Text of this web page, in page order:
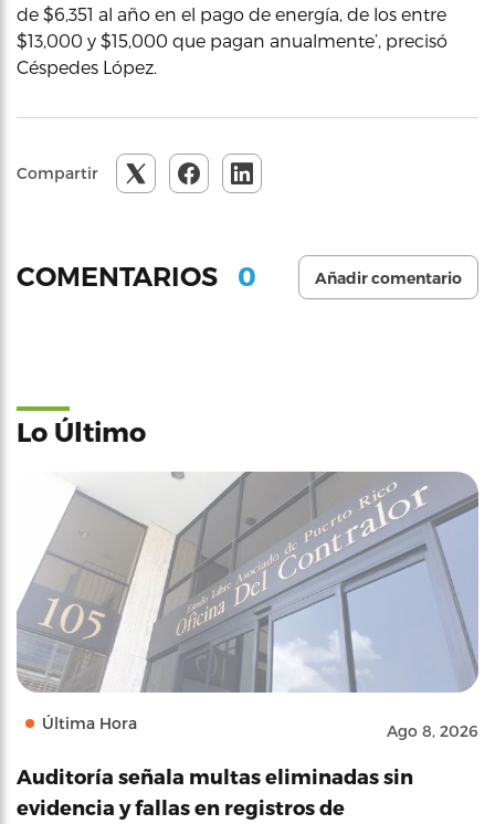
de $6,351 al año en el pago de energía, de los entre
$13,000 y $15,000 que pagan anualmente’, precisó
Céspedes López.
Compartir
COMENTARIOS 0 Añadir comentario
Lo Último
Última Hora Ago 8, 2026
Auditoría señala multas eliminadas sin
evidencia y fallas en registros de